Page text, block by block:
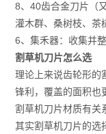
8、40齿合金刀片（
灌木群、桑树枝、茶
6、集禾器：收集并
割草机刀片怎么选
理论上来说齿轮形的
锋利，覆盖的面积也
割草机刀片材质有关
其实割草机刀片的选